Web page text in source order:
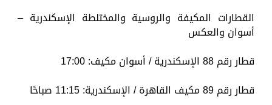
القطارات المكيفة والروسية والمختلطة الإسكندرية –
أسوان والعكس
قطار رقم 88 الإسكندرية / أسوان مكيف: 17:00
قطار رقم 89 مكيف القاهرة / الإسكندرية: 11:15 صباحًا